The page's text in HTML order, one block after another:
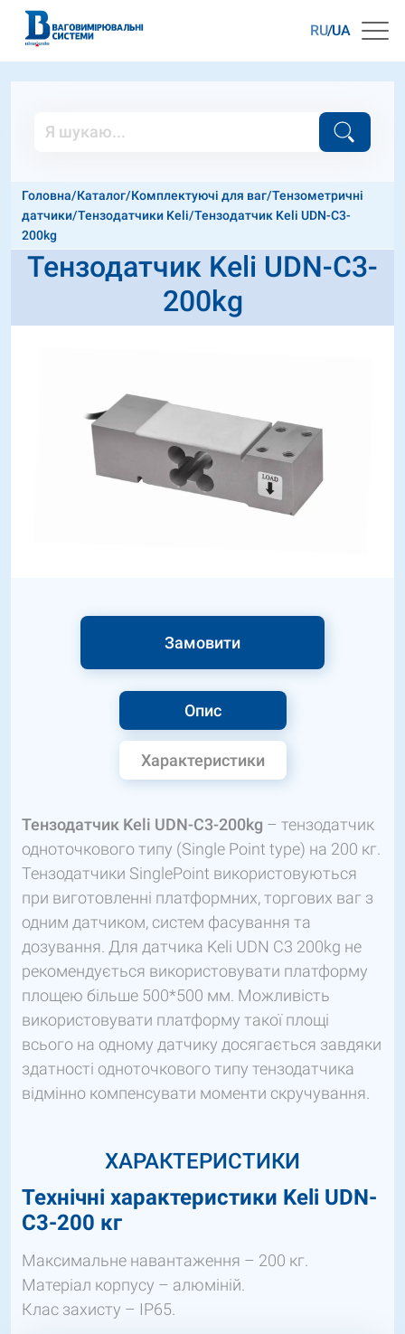
RU UA
Головна/Каталог/Комплектуючі для ваг/Тензометричні
датчики/Тензодатчики Keli/Тензодатчик Keli UDN-C3-
200kg
Тензодатчик Keli UDN-C3-
200kg
Опис
Характеристики
Замовити
Тензодатчик Keli UDN-C3-200kg – тензодатчик
одноточкового типу (Single Point type) на 200 кг.
Тензодатчики SinglePoint використовуються
при виготовленні платформних, торгових ваг з
одним датчиком, систем фасування та
дозування. Для датчика Keli UDN C3 200kg не
рекомендується використовувати платформу
площею більше 500*500 мм. Можливість
використовувати платформу такої площі
всього на одному датчику досягається завдяки
здатності одноточкового типу тензодатчика
відмінно компенсувати моменти скручування.
ХАРАКТЕРИСТИКИ
Технічні характеристики Keli UDN-
C3-200 кг
Максимальне навантаження – 200 кг.
Матеріал корпусу – алюміній.
Клас захисту – IP65.